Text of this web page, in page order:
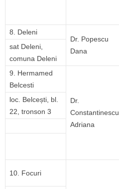
8. Deleni
Dr. Popescu
Dana
sat Deleni,
comuna Deleni
9. Hermamed
Belcesti
Dr.
Constantinescu
Adriana
loc. Belcești, bl.
22, tronson 3
10. Focuri